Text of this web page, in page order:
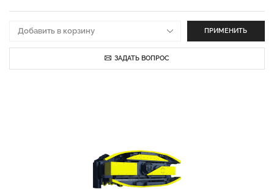
ПРИМЕНИТЬ
ЗАДАТЬ ВОПРОС